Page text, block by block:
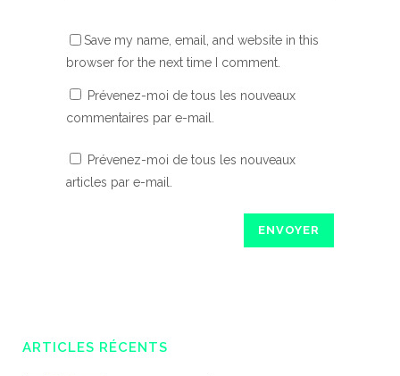
Save my name, email, and website in this
browser for the next time I comment.
Prévenez-moi de tous les nouveaux
commentaires par e-mail.
Prévenez-moi de tous les nouveaux
articles par e-mail.
ARTICLES RÉCENTS